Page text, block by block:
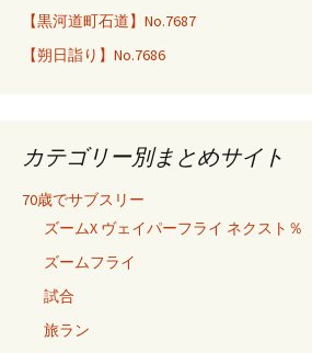
【黒河道町石道】No.7687
【朔日詣り】No.7686
カテゴリー別まとめサイト
70歳でサブスリー
ズームX ヴェイパーフライ ネクスト％
ズームフライ
試合
旅ラン